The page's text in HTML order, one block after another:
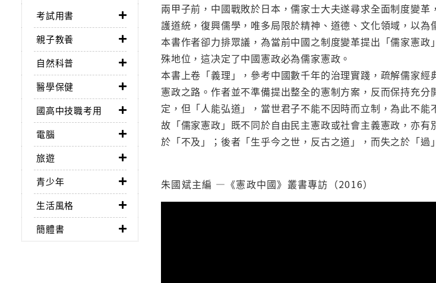
考試用書
親子教養
自然科普
醫學保健
國高中技職考用
電腦
旅遊
青少年
生活風格
簡體書
兩甲子前，中國戰敗於日本，儒家士大夫遂尋求全面制度變
護道統，復興儒學，唯多局限於精神、道德、文化領域，以
本書作者卻力排眾議，為當前中國之制度變革提出「儒家憲
殊地位，這决定了中國憲政必為儒家憲政。
本書上卷「義理」，參考中國數千年的治理實踐，疏解儒家
憲政之路。作者並不準備提出整全的憲制方案，反而保持充
定，但「人能弘道」，當世君子不能不因時而立制，為此不能
故「儒家憲政」既不同於自由民主憲政或社會主義憲政，亦
於「不及」；後者「生乎今之世，反古之道」，而失之於「
朱國斌主編 —《憲政中國》叢書專訪（2016）